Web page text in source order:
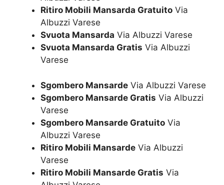
Ritiro Mobili Mansarda Gratuito Via
Albuzzi Varese
Svuota Mansarda Via Albuzzi Varese
Svuota Mansarda Gratis Via Albuzzi
Varese
Sgombero Mansarde Via Albuzzi Varese
Sgombero Mansarde Gratis Via Albuzzi
Varese
Sgombero Mansarde Gratuito Via
Albuzzi Varese
Ritiro Mobili Mansarde Via Albuzzi
Varese
Ritiro Mobili Mansarde Gratis Via